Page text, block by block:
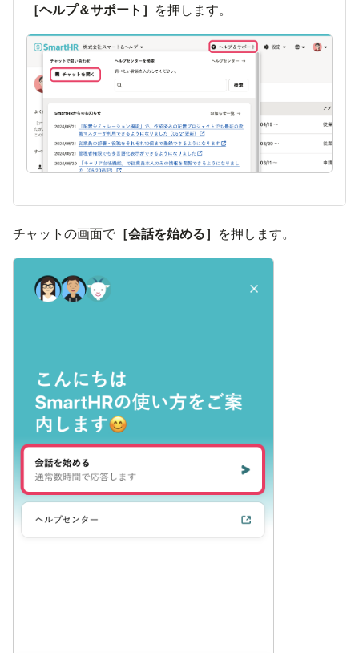
［ヘルプ＆サポート］
チャットの画面で ［会話を始める］